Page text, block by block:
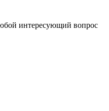
интересующий вопрос